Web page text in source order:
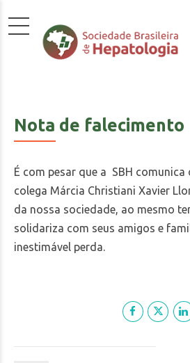
Nota de falecimento
É com pesar que a SBH
colega Márcia Christiani Xavier
da nossa sociedade, ao mesmo
solidariza com seus amigos e
inestimável perda.